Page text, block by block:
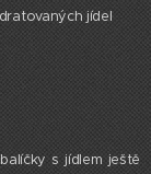
jídel
s jídlem ještě